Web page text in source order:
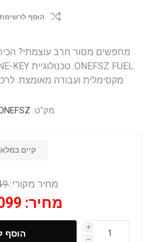
הוסף
מקסימלית ועבודה מאומצת.
מק"ט:
קיים
מחיר מקורי:
מחיר:
i
h
הוסף